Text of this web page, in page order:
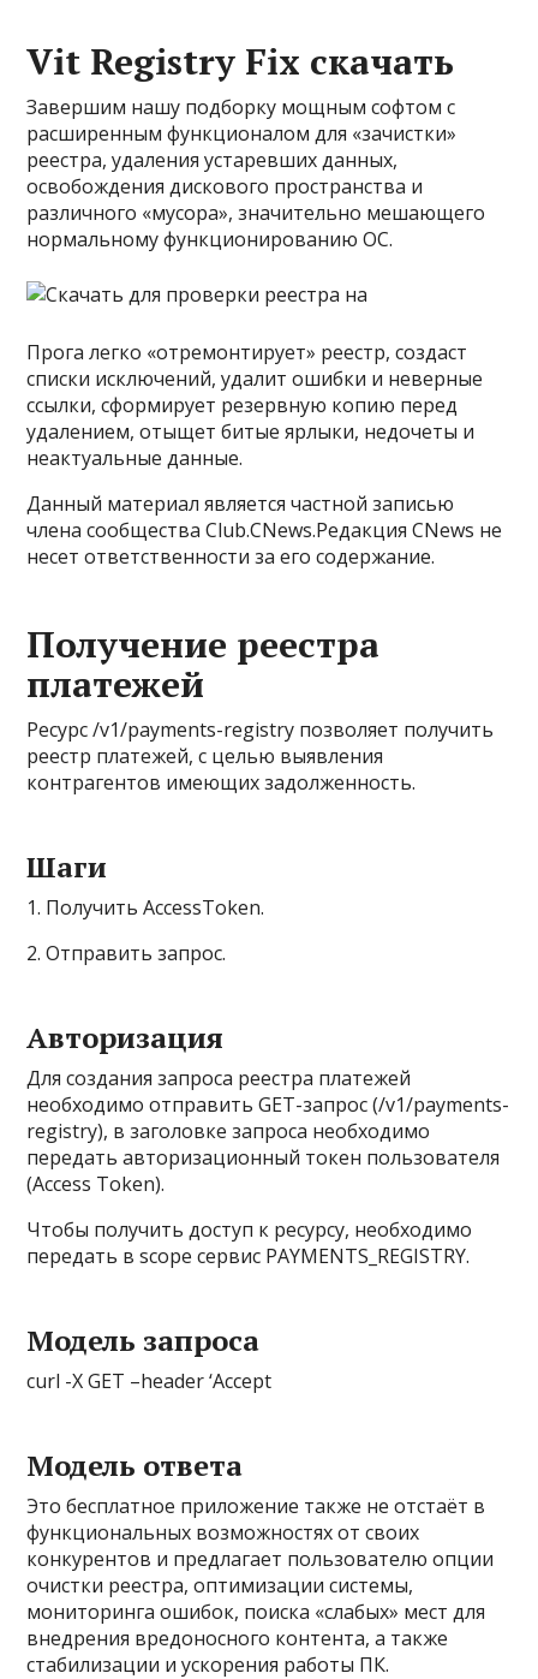
Vit Registry Fix скачать
Завершим нашу подборку мощным софтом с
расширенным функционалом для «зачистки»
реестра, удаления устаревших данных,
освобождения дискового пространства и
различного «мусора», значительно мешающего
нормальному функционированию ОС.
Прога легко «отремонтирует» реестр, создаст
списки исключений, удалит ошибки и неверные
ссылки, сформирует резервную копию перед
удалением, отыщет битые ярлыки, недочеты и
неактуальные данные.
Данный материал является частной записью
члена сообщества Club.CNews.Редакция CNews не
несет ответственности за его содержание.
Получение реестра
платежей
Ресурс /v1/payments-registry позволяет получить
реестр платежей, с целью выявления
контрагентов имеющих задолженность.
Шаги
1. Получить AccessToken.
2. Отправить запрос.
Авторизация
Для создания запроса реестра платежей
необходимо отправить GET-запрос (/v1/payments-
registry), в заголовке запроса необходимо
передать авторизационный токен пользователя
(Access Token).
Чтобы получить доступ к ресурсу, необходимо
передать в scope сервис PAYMENTS_REGISTRY.
Модель запроса
curl -X GET –header ‘Accept
Модель ответа
Это бесплатное приложение также не отстаёт в
функциональных возможностях от своих
конкурентов и предлагает пользователю опции
очистки реестра, оптимизации системы,
мониторинга ошибок, поиска «слабых» мест для
внедрения вредоносного контента, а также
стабилизации и ускорения работы ПК.